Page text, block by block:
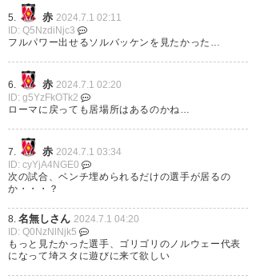
出た時のパフォーマンスの素晴
らしさは
特筆するべきものだった
良いWGってこういうことをす
るんだよ、っていうのを教えら
れたと思ってる
またいつか会おう
#urawareds #浦和レッズ
— いしー (lourd_rwb)2024, 7
月 1
5. 赤 2024.7.1 02:11
ID: Q5NzdiNjc3
フルパワー出せるソルバッケンを見たかった…
6. 赤 2024.7.1 02:20
ID: g5YzFkOTk2
ローマに戻っても居場所はあるのかね…
7. 赤 2024.7.1 03:34
ID: cyYjA4NGE0
次の試合、ベンチ埋められるだけの選手が居るの
か・・・？
8. 名無しさん 2024.7.1 04:20
ID: Q0NzNlNjk5
もっと見たかった選手、ゴリゴリのノルウェー代表
になって埼スタに遊びに来て欲しい